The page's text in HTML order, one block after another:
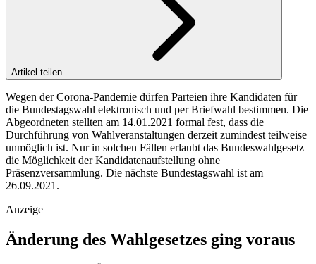
Artikel teilen
Wegen der Corona-Pandemie dürfen Parteien ihre Kandidaten für
die Bundestagswahl elektronisch und per Briefwahl bestimmen. Die
Abgeordneten stellten am 14.01.2021 formal fest, dass die
Durchführung von Wahlveranstaltungen derzeit zumindest teilweise
unmöglich ist. Nur in solchen Fällen erlaubt das Bundeswahlgesetz
die Möglichkeit der Kandidatenaufstellung ohne
Präsenzversammlung. Die nächste Bundestagswahl ist am
26.09.2021.
Anzeige
Änderung des Wahlgesetzes ging voraus